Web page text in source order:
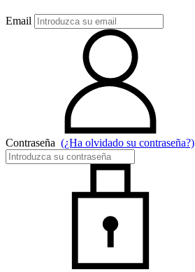
Email
Contraseña (¿Ha olvidado su contraseña?)